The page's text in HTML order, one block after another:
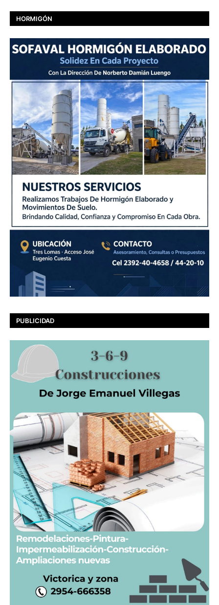
HORMIGÓN
PUBLICIDAD